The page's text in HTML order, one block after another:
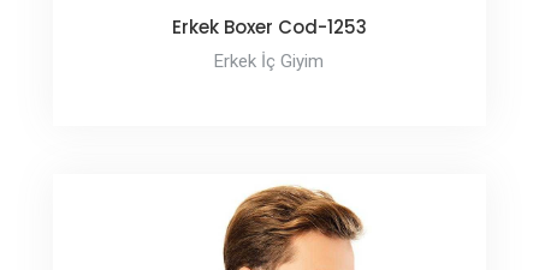
Erkek Boxer Cod-1253
Erkek İç Giyim